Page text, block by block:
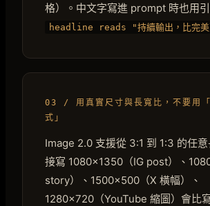
格）。中文字寫進 prompt 時也用引
headline reads "持續輸出，比完美
03 / 用真實尺寸與長寬比，不要用「
式」
Image 2.0 支援從 3:1 到 1:3 的任
接寫 1080×1350（IG post）、
story）、1500×500（X 橫幅）、
1280×720（YouTube 縮圖）會比